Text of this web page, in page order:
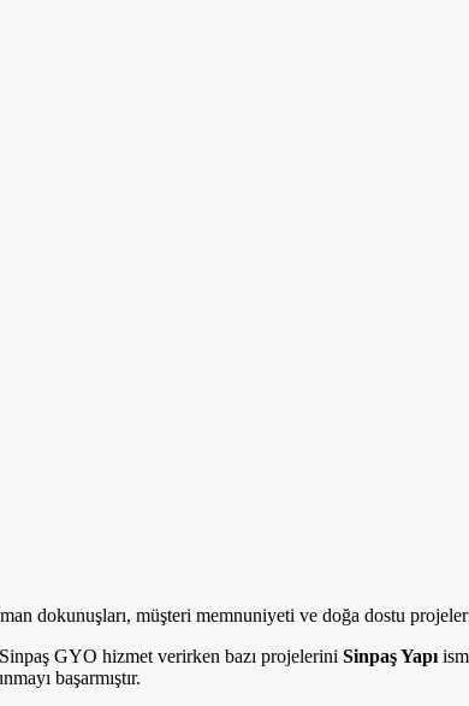
dokunuşları, müşteri memnuniyeti ve doğa dostu
GYO hizmet verirken bazı projelerini Sinpaş Yapı
başarmıştır.